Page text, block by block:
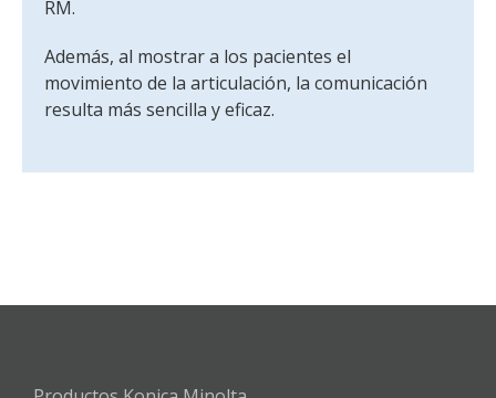
RM.
Además, al mostrar a los pacientes el
movimiento de la articulación, la comunicación
resulta más sencilla y eficaz.